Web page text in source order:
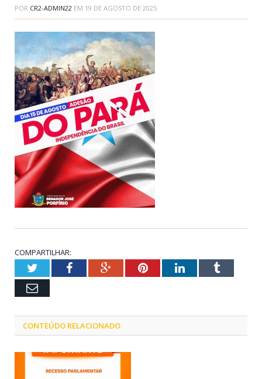
POR CR2-ADMIN22 EM 19 DE AGOSTO DE 2025
COMPARTILHAR:
TwitterFacebookGoogle+PinterestLinkedInTumblr
Email
CONTEÚDO RELACIONADO